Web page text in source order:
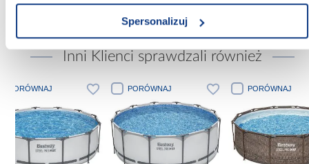
Spersonalizuj
Inni Klienci sprawdzali również
PORÓWNAJ PORÓWNAJ